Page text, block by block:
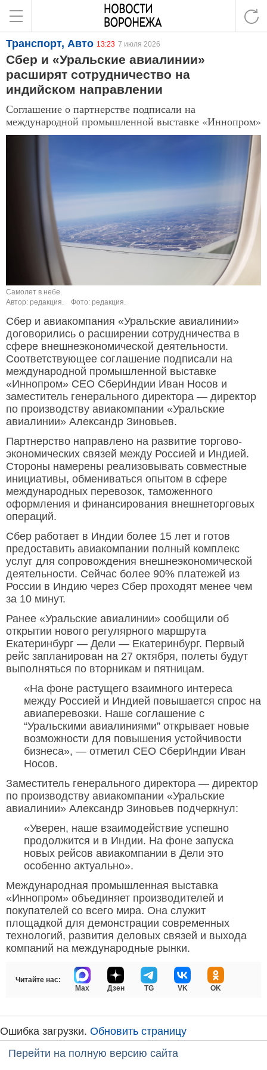
Транспорт, Авто 13:23 7 июля 2026
Сбер и «Уральские авиалинии»
расширят сотрудничество на
индийском направлении
Соглашение о партнерстве подписали на
международной промышленной выставке «Иннопром»
Самолет в небе.
Автор: редакция.
Фото: редакция.
Сбер и авиакомпания «Уральские авиалинии»
договорились о расширении сотрудничества в
сфере внешнеэкономической деятельности.
Соответствующее соглашение подписали на
международной промышленной выставке
«Иннопром» CEO СберИндии Иван Носов и
заместитель генерального директора — директор
по производству авиакомпании «Уральские
авиалинии» Александр Зиновьев.
Партнерство направлено на развитие торгово-
экономических связей между Россией и Индией.
Стороны намерены реализовывать совместные
инициативы, обмениваться опытом в сфере
международных перевозок, таможенного
оформления и финансирования внешнеторговых
операций.
Сбер работает в Индии более 15 лет и готов
предоставить авиакомпании полный комплекс
услуг для сопровождения внешнеэкономической
деятельности. Сейчас более 90% платежей из
России в Индию через Сбер проходят менее чем
за 10 минут.
Ранее «Уральские авиалинии» сообщили об
открытии нового регулярного маршрута
Екатеринбург — Дели — Екатеринбург. Первый
рейс запланирован на 27 октября, полеты будут
выполняться по вторникам и пятницам.
«На фоне растущего взаимного интереса
между Россией и Индией повышается спрос на
авиаперевозки. Наше соглашение с
“Уральскими авиалиниями” открывает новые
возможности для повышения устойчивости
бизнеса», — отметил CEO СберИндии Иван
Носов.
Заместитель генерального директора — директор
по производству авиакомпании «Уральские
авиалинии» Александр Зиновьев подчеркнул:
«Уверен, наше взаимодействие успешно
продолжится и в Индии. На фоне запуска
новых рейсов авиакомпании в Дели это
особенно актуально».
Международная промышленная выставка
«Иннопром» объединяет производителей и
покупателей со всего мира. Она служит
площадкой для демонстрации современных
технологий, развития деловых связей и выхода
компаний на международные рынки.
Читайте нас:
Max
Дзен TG VK OK
Ошибка загрузки. Обновить страницу
Перейти на полную версию сайта